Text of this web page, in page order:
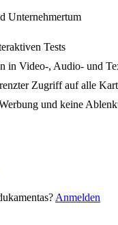
Unternehmertum
Tests
in Video-, Audio- und
Zugriff auf alle
und keine
Anmelden